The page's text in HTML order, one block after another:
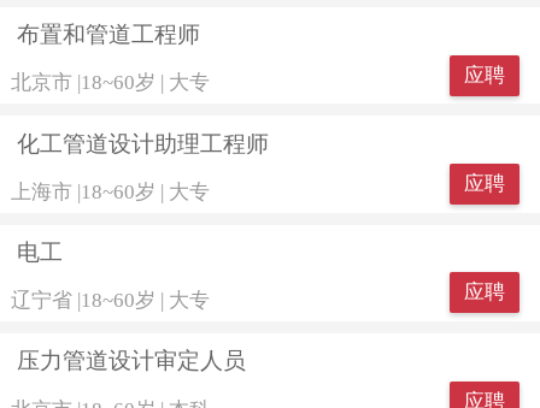
布置和管道工程师
北京市 18~60岁 大专 应聘
化工管道设计助理工程师
上海市 |18~60岁 | 大专 应聘
电工
辽宁省| 18~60岁 大专 应聘
压力管道设计审定人员
应聘